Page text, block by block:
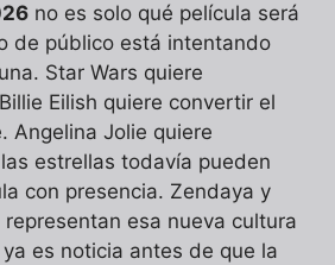
no es solo qué película será
de público está intentando
Star Wars quiere
Eilish quiere convertir el
Angelina Jolie quiere
estrellas todavía pueden
con presencia. Zendaya y
esa nueva cultura
es noticia antes de que la